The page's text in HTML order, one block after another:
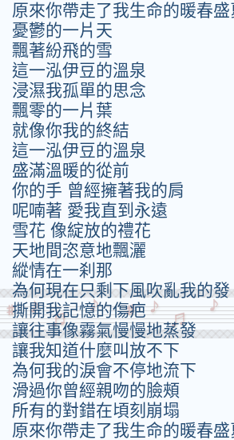
原來你帶走了我生命的暖春盛
憂鬱的一片天
飄著紛飛的雪
這一泓伊豆的溫泉
浸濕我孤單的思念
飄零的一片葉
就像你我的終結
這一泓伊豆的溫泉
盛滿溫暖的從前
你的手 曾經擁著我的肩
呢喃著 愛我直到永遠
雪花 像綻放的禮花
天地間恣意地飄灑
縱情在一刹那
為何現在只剩下風吹亂我的發
撕開我記憶的傷疤
讓往事像霧氣慢慢地蒸發
讓我知道什麼叫放不下
為何我的淚會不停地流下
滑過你曾經親吻的臉頰
所有的對錯在頃刻崩塌
原來你帶走了我生命的暖春盛